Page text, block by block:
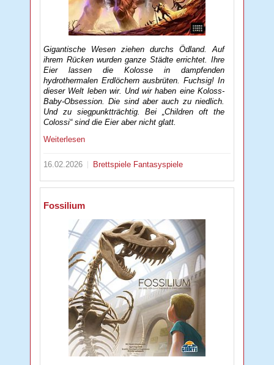
Gigantische Wesen ziehen durchs Ödland. Auf
ihrem Rücken wurden ganze Städte errichtet. Ihre
Eier lassen die Kolosse in dampfenden
hydrothermalen Erdlöchern ausbrüten. Fuchsig! In
dieser Welt leben wir. Und wir haben eine Koloss-
Baby-Obsession. Die sind aber auch zu niedlich.
Und zu siegpunktträchtig. Bei „Children oft the
Colossi“ sind die Eier aber nicht glatt.
Weiterlesen
16.02.2026 Brettspiele Fantasyspiele
Fossilium